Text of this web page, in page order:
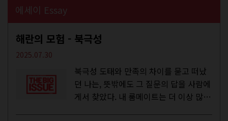
에세이 Essay
해란의 모험 - 북극성
2025.07.30
북극성 도태와 만족의 차이를 묻고 떠났
던 나는, 뜻밖에도 그 질문의 답을 사람에
게서 찾았다. 내 룸메이트는 더 이상 많은